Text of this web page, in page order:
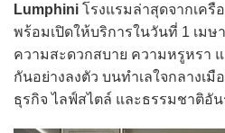
Lumphini โรงแรมล่าสุดจากเครื
พร้อมเปิดให้บริการในวันที่ 1 เมษ
ความสะดวกสบาย ความหรูหรา
กันอย่างลงตัว บนทำเลใจกลางเ
ธุรกิจ ไลฟ์สไตล์ และธรรมชาติอั